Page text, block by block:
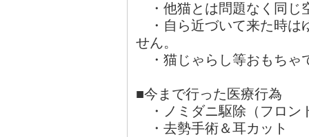
・他猫とは問題なく同じ
・自ら近づいて来た時は
せん。
・猫じゃらし等おもちゃ
■今まで行った医療行為
・ノミダニ駆除（フロン
・去勢手術＆耳カット